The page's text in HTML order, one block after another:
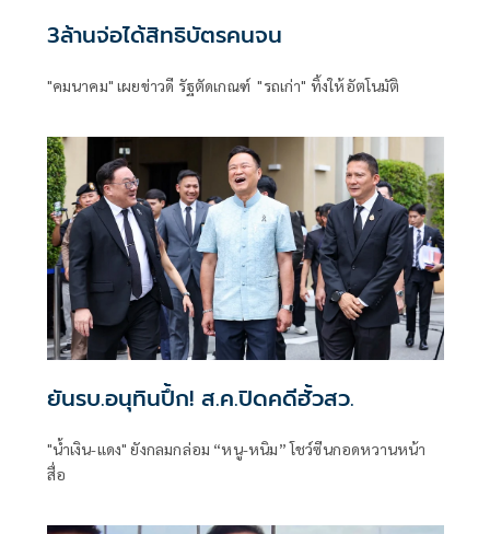
3ล้านจ่อได้สิทธิบัตรคนจน
"คมนาคม" เผยข่าวดี รัฐตัดเกณฑ์ "รถเก่า" ทิ้งให้อัตโนมัติ
ยันรบ.อนุทินปึ้ก! ส.ค.ปิดคดีฮั้วสว.
"น้ำเงิน-แดง" ยังกลมกล่อม “หนู-หนิม” โชว์ซีนกอดหวานหน้า
สื่อ